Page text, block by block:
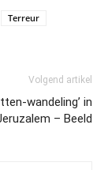
Terreur
Volgend artikel
wandeling’ in
– Beeld